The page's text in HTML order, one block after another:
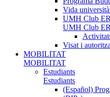
Vida
UMH Club
UMH Club
Visat i
MOBILITAT
MOBILITAT
Estudiants
Estudiants
(Español)